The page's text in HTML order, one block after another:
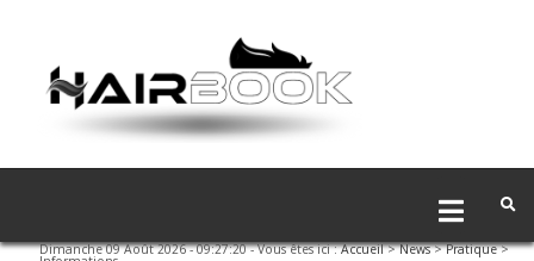
Dimanche 09 Août 2026 - 09:27:20- Vous êtes ici :Accueil>News>Pratique>